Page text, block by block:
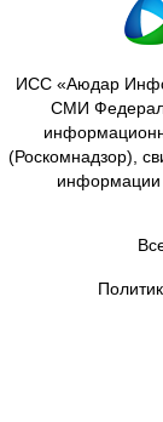
ИСС «Аюдар
СМИ
(Роскомнадзор),
информации